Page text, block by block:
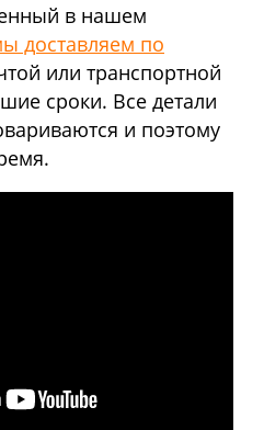
в нашем
доставляем по
или транспортной
сроки. Все детали
и поэтому